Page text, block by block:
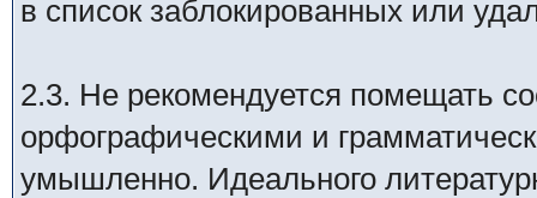
в список заблокированных или
2.3. Не рекомендуется помещать
орфографическими и
умышленно. Идеального